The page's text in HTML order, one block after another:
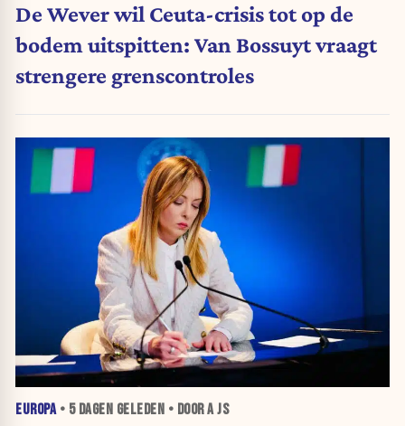
De Wever wil Ceuta-crisis tot op de
bodem uitspitten: Van Bossuyt vraagt
strengere grenscontroles
EUROPA• 5 DAGEN GELEDEN • DOOR A JS